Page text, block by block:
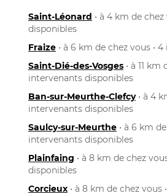
Saint-Léonard • à 4 km de
disponibles
Fraize • à 6 km de chez vous •
Saint-Dié-des-Vosges • à 11 km
intervenants disponibles
Ban-sur-Meurthe-Clefcy• à 4
intervenants disponibles
Saulcy-sur-Meurthe • à 6 km
intervenants disponibles
Plainfaing • à 8 km de chez
disponibles
Corcieux • à 8 km de chez vous